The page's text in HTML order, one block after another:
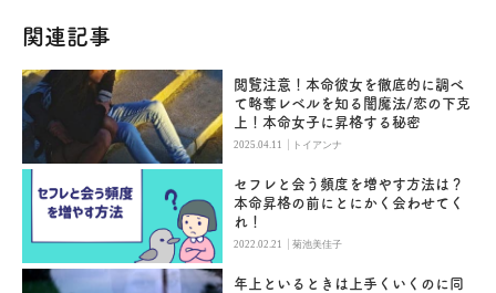
関連記事
閲覧注意！本命彼女を徹底的に調べ
て略奪レベルを知る闇魔法/恋の下克
上！本命女子に昇格する秘密
2025.04.11 | トイアンナ
セフレと会う頻度を増やす方法は？
本命昇格の前にとにかく会わせてく
れ！
2022.02.21 |菊池美佳子
年上といるときは上手くいくのに同